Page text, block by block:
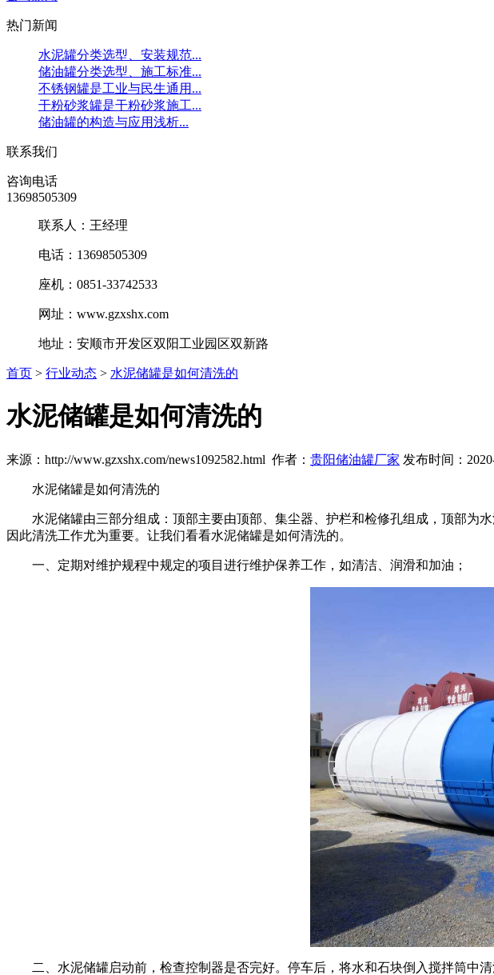
热门新闻
水泥罐分类选型、安装规范...
储油罐分类选型、施工标准...
不锈钢罐是工业与民生通用...
干粉砂浆罐是干粉砂浆施工...
储油罐的构造与应用浅析...
联系我们
咨询电话
13698505309
联系人：王经理
电话：13698505309
座机：0851-33742533
网址：www.gzxshx.com
地址：安顺市开发区双阳工业园区双新路
首页 > 行业动态 > 水泥储罐是如何清洗的
水泥储罐是如何清洗的
来源：http://www.gzxshx.com/news1092582.html 作者： 贵阳储油罐厂家 发布时间：
水泥储罐是如何清洗的
水泥储罐由三部分组成：顶部主要由顶部、集尘器、护栏和检修孔组成，顶部为
因此清洗工作尤为重要。让我们看看水泥储罐是如何清洗的。
一、定期对维护规程中规定的项目进行维护保养工作，如清洁、润滑和加油；
二、 水泥储罐启动前，检查控制器是否完好。停车后，将水和石块倒入搅拌筒中